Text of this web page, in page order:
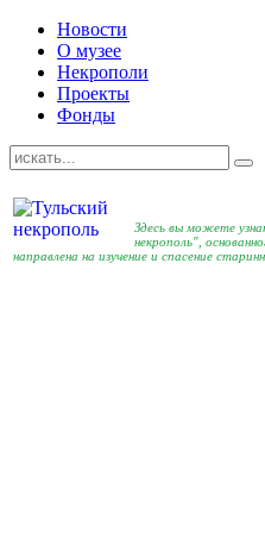
Новости
О музее
Некрополи
Проекты
Фонды
Здесь вы можете
некрополь",
направлена на изучение и спасение